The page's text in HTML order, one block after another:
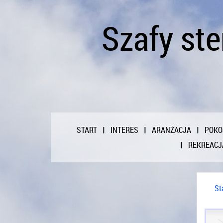
Szafy
START INTERES ARANŻACJA